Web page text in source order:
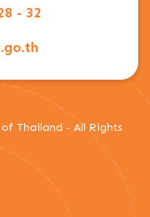
- 32
Thailand - All Rights